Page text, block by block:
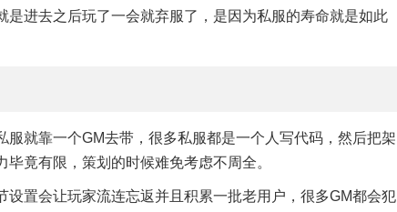
进去之后玩了一会就弃服了，是因为私服的寿命就是如此
就靠一个GM去带，很多私服都是一个人写代码，然后把架
竟有限，策划的时候难免考虑不周全。
置会让玩家流连忘返并且积累一批老用户，很多GM都会犯